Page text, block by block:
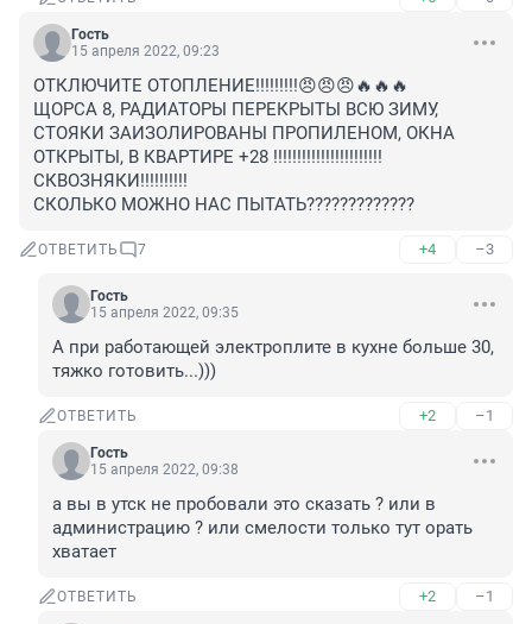
Гость
15 апреля 2022, 09:23
ОТКЛЮЧИТЕ ОТОПЛЕНИЕ!!!!!!!!!😠😠😠🔥🔥🔥
ЩОРСА 8, РАДИАТОРЫ ПЕРЕКРЫТЫ ВСЮ ЗИМУ,
СТОЯКИ ЗАИЗОЛИРОВАНЫ ПРОПИЛЕНОМ, ОКНА
ОТКРЫТЫ, В КВАРТИРЕ +28 !!!!!!!!!!!!!!!!!!!!!!!
СКВОЗНЯКИ!!!!!!!!!!
СКОЛЬКО МОЖНО НАС ПЫТАТЬ?????????????
ОТВЕТИТЬ 7 +4 –3
Гость
15 апреля 2022, 09:35
А при работающей электроплите в кухне больше 30,
тяжко готовить...)))
ОТВЕТИТЬ +2 –1
Гость
15 апреля 2022, 09:38
а вы в утск не пробовали это сказать ? или в
администрацию ? или смелости только тут орать
хватает
ОТВЕТИТЬ +2 –1